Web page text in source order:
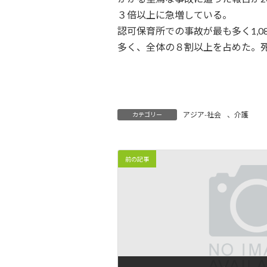
:
３倍以上に急増している。
認可保育所での事故が最も多く
多く、全体の８割以上を占めた。
カテゴリー アジア-社会 、 介護
前の記事